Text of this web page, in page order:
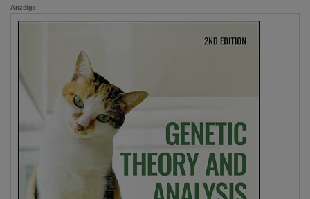
Anzeige